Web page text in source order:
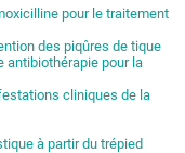
pour le traitement
des piqûres de tique
antibiothérapie pour la
cliniques de la
à partir du trépied